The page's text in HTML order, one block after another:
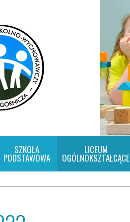
SZKOŁA
PODSTAWOWA
LICEUM
OGÓLNOKSZTAŁCĄCE